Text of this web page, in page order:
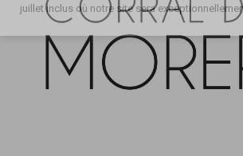
juillet inclus où notre site sera